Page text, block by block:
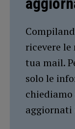
ricevere
tua mail.
solo le